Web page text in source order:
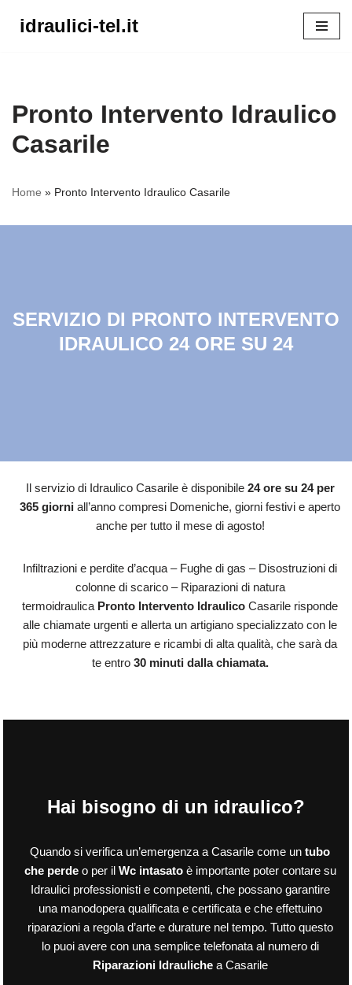
idraulici-tel.it
Home » Pronto Intervento Idraulico Casarile
Pronto Intervento Idraulico
Casarile
SERVIZIO DI PRONTO INTERVENTO
IDRAULICO 24 ORE SU 24
Il servizio di Idraulico Casarile è disponibile 24 ore su 24 per
365 giorni all’anno compresi Domeniche, giorni festivi e aperto
anche per tutto il mese di agosto!
Infiltrazioni e perdite d’acqua – Fughe di gas – Disostruzioni di
colonne di scarico – Riparazioni di natura
termoidraulica Pronto Intervento Idraulico Casarile risponde
alle chiamate urgenti e allerta un artigiano specializzato con le
più moderne attrezzature e ricambi di alta qualità, che sarà da
te entro30 minuti dalla chiamata.
Hai bisogno di un idraulico?
Quando si verifica un’emergenza a Casarile come un tubo
che perdeo per il Wc intasatoè importante poter contare su
Idraulici professionisti e competenti, che possano garantire
una manodopera qualificata e certificata e che effettuino
riparazioni a regola d’arte e durature nel tempo. Tutto questo
lo puoi avere con una semplice telefonata al numero di
Riparazioni Idraulichea Casarile